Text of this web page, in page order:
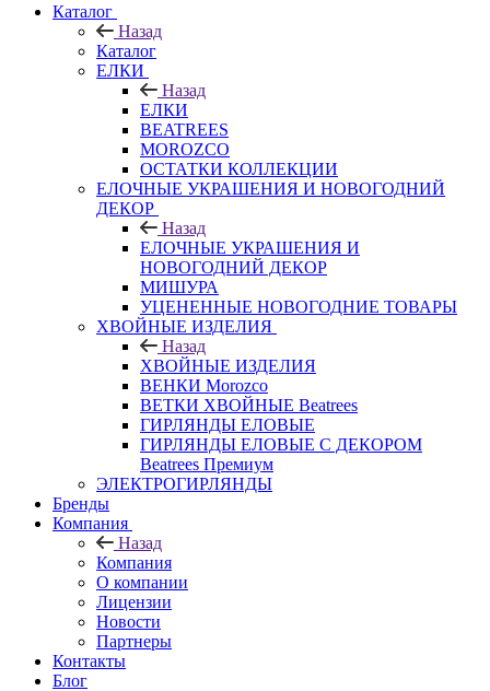
Каталог
Назад
Каталог
ЕЛКИ
Назад
ЕЛКИ
BEATREES
MOROZCO
ОСТАТКИ КОЛЛЕКЦИИ
ЕЛОЧНЫЕ УКРАШЕНИЯ И НОВОГОДНИЙ
ДЕКОР
Назад
ЕЛОЧНЫЕ УКРАШЕНИЯ И
НОВОГОДНИЙ ДЕКОР
МИШУРА
УЦЕНЕННЫЕ НОВОГОДНИЕ ТОВАРЫ
ХВОЙНЫЕ ИЗДЕЛИЯ
Назад
ХВОЙНЫЕ ИЗДЕЛИЯ
ВЕНКИ Morozco
ВЕТКИ ХВОЙНЫЕ Beatrees
ГИРЛЯНДЫ ЕЛОВЫЕ
ГИРЛЯНДЫ ЕЛОВЫЕ С ДЕКОРОМ
Beatrees Премиум
ЭЛЕКТРОГИРЛЯНДЫ
Бренды
Компания
Назад
Компания
О компании
Лицензии
Новости
Партнеры
Контакты
Блог